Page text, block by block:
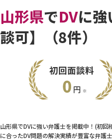
山形県でDVに
談可】（8件）
山形県でDVに強い弁護士を掲載中！(初
に合ったDV問題の解決実績が豊富な弁護